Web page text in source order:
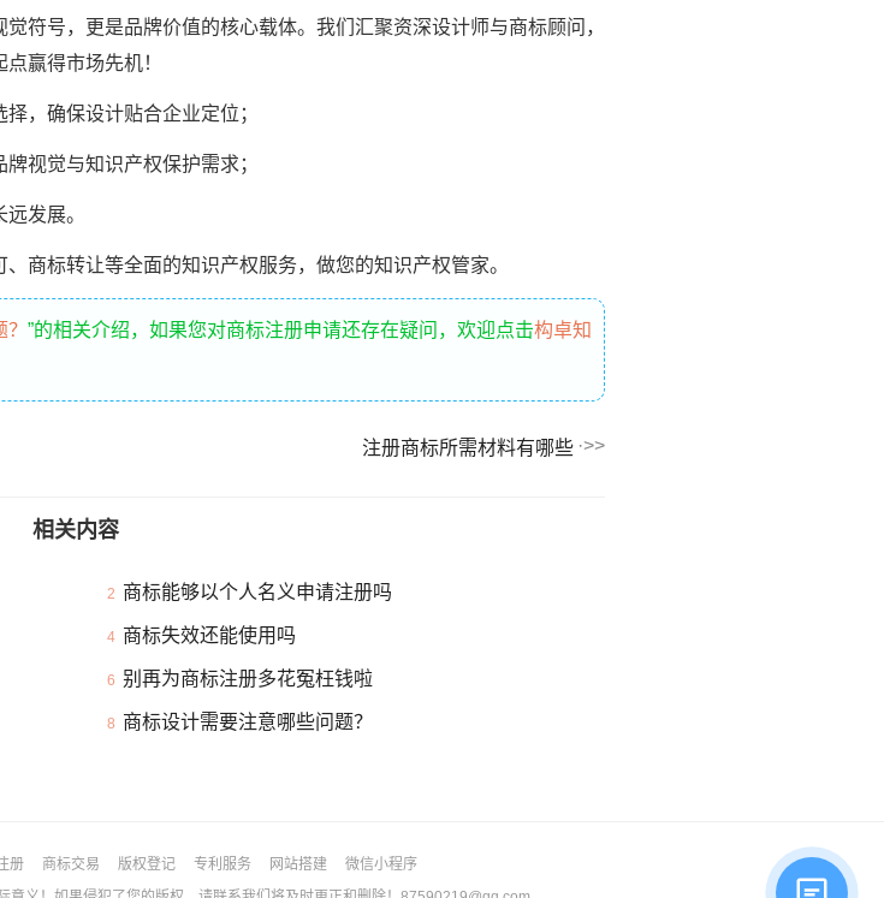
符号，更是品牌价值的核心载体。我们汇聚资深设计师与商标顾问，
赢得市场先机！
，确保设计贴合企业定位；
视觉与知识产权保护需求；
发展。
商标转让等全面的知识产权服务，做您的知识产权管家。
”的相关介绍，如果您对商标注册申请还存在疑问，欢迎点击构卓知
注册商标所需材料有哪些
相关内容
2 商标能够以个人名义申请注册吗
4 商标失效还能使用吗
6 别再为商标注册多花冤枉钱啦
8 商标设计需要注意哪些问题？
册 商标交易 版权登记 专利服务 网站搭建
微信小程序